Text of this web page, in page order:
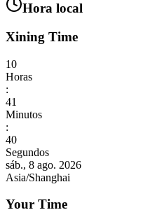
Hora local
Xining Time
10
Horas
:
41
Minutos
:
42
Segundos
sáb., 8 ago. 2026
Asia/Shanghai
Your Time